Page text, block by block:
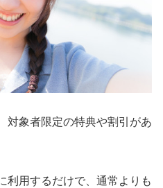
対象者限定の特典や割引があ
利用するだけで、通常よりも